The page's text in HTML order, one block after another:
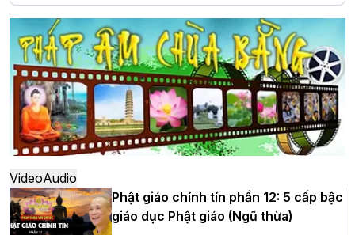
Hà Nội: Long trọng lễ khởi công xây
dựng Trung tâm văn hóa Phật giáo Thủ
đô
Hà Nội: Ngày tu học cuối cùng khép lại
khóa sinh hoạt Phật pháp mùa hè lần
thứ XIV tại chùa Bằng
Học yêu thương trong ngày tu tập thứ
VideoAudio
Phật giáo chính tín phần 12: 5 cấp bậc
giáo dục Phật giáo (Ngũ thừa)